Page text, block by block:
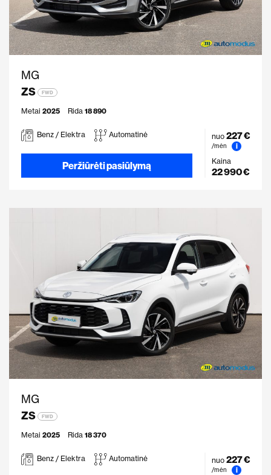
MG
ZS
FWD
Metai 2025 Rida 18 890
Benz / Elektra Automatinė
Peržiūrėti pasiūlymą
nuo 227 €
/mėn
i
Kaina
22 990 €
MG
ZS
FWD
Metai 2025 Rida 18 370
Benz / Elektra Automatinė nuo 227 €
/mėn
i